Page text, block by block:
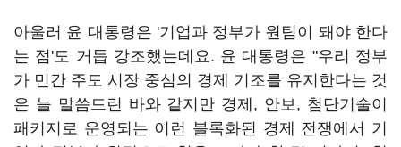
아울러 윤 대통령은 '기업과 정부가 원팀이 돼야 한다
는 점'도 거듭 강조했는데요. 윤 대통령은 "우리 정부
가 민간 주도 시장 중심의 경제 기조를 유지한다는 것
은 늘 말씀드린 바와 같지만 경제, 안보, 첨단기술이
패키지로 운영되는 이런 블록화된 경제 전쟁에서 기